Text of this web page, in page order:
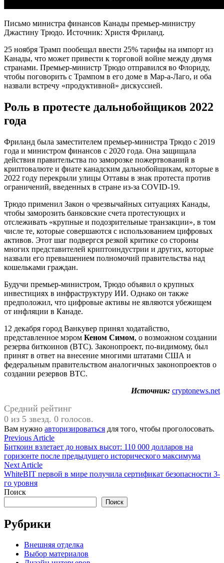
Письмо министра финансов Канады премьер-министру
Джастину Трюдо. Источник: Христя Фриланд.
25 ноября Трамп пообещал ввести 25% тарифы на импорт из
Канады, что может привести к торговой войне между двумя
странами. Премьер-министр Трюдо отправился во Флориду,
чтобы поговорить с Трампом в его доме в Мар-а-Лаго, и оба
назвали встречу «продуктивной» дискуссией.
Роль в протесте дальнобойщиков 2022
года
Фриланд была заместителем премьер-министра Трюдо с 2019
года и министром финансов с 2020 года. Она защищала
действия правительства по заморозке пожертвований в
криптовалюте и фиате канадским дальнобойщикам, которые в
2022 году перекрыли улицы Оттавы в знак протеста против
ограничений, введенных в стране из-за COVID-19.
Трюдо применил Закон о чрезвычайных ситуациях Канады,
чтобы заморозить банковские счета протестующих и
отслеживать «крупные и подозрительные транзакции», в том
числе те, которые совершаются с использованием цифровых
активов. Этот шаг подвергся резкой критике со стороны
многих представителей криптоиндустрии и других, которые
назвали его превышением полномочий правительства над
кошельками граждан.
Будучи премьер-министром, Трюдо объявил о крупных
инвестициях в инфраструктуру ИИ. Однако он также
предположил, что цифровые активы не являются убежищем
от инфляции в Канаде.
12 декабря город Ванкувер принял ходатайство,
представленное мэром Кеном Симом, о возможном создании
резерва биткоинов (BTC). Законопроект, по-видимому, был
принят в ответ на внесение многими штатами США и
федеральным правительством аналогичных законопроектов о
создании резервов BTC.
Источник: cryptonews.net
Средний рейтинг
0 из 5 звезд. 0 голосов.
Вам нужно авторизироваться для того, чтобы проголосовать.
Навигация
по
записям
Previous ArticlePrevious
article:
Биткоин взлетает до новых высот: 110 000 долларов на
горизонте после предыдущего исторического максимума
Next ArticleNext
article:
WhiteBIT первой в мире получила сертификат безопасности 3-
го уровня
Поиск
Поиск
Рубрики
Внешняя отделка
Выбор материалов